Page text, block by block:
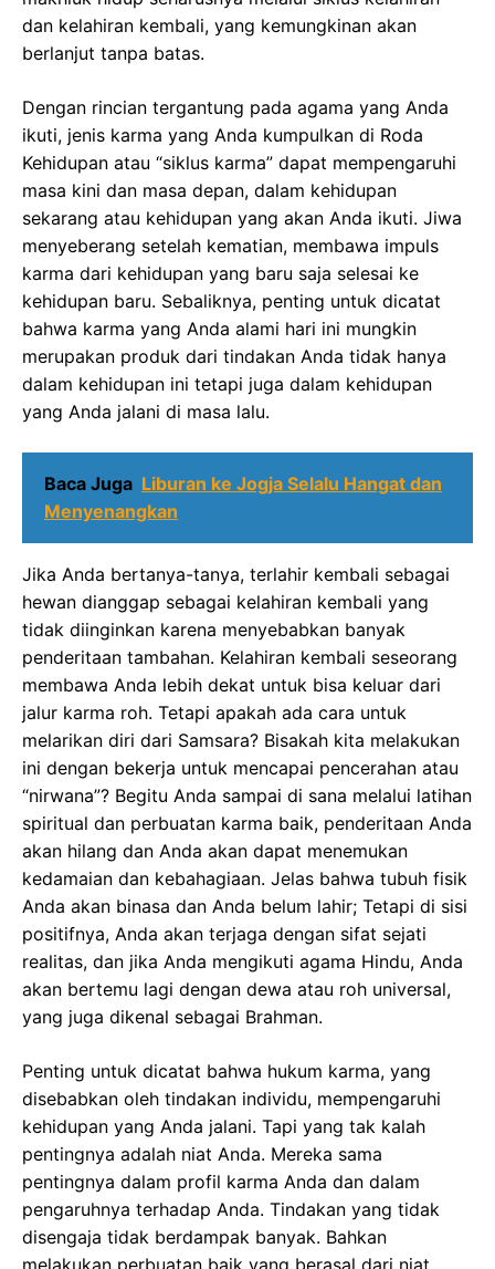
dan kelahiran kembali, yang kemungkinan akan
berlanjut tanpa batas.
Dengan rincian tergantung pada agama yang Anda
ikuti, jenis karma yang Anda kumpulkan di Roda
Kehidupan atau “siklus karma” dapat mempengaruhi
masa kini dan masa depan, dalam kehidupan
sekarang atau kehidupan yang akan Anda ikuti. Jiwa
menyeberang setelah kematian, membawa impuls
karma dari kehidupan yang baru saja selesai ke
kehidupan baru. Sebaliknya, penting untuk dicatat
bahwa karma yang Anda alami hari ini mungkin
merupakan produk dari tindakan Anda tidak hanya
dalam kehidupan ini tetapi juga dalam kehidupan
yang Anda jalani di masa lalu.
Baca Juga Liburan ke Jogja Selalu Hangat dan
Menyenangkan
Jika Anda bertanya-tanya, terlahir kembali sebagai
hewan dianggap sebagai kelahiran kembali yang
tidak diinginkan karena menyebabkan banyak
penderitaan tambahan. Kelahiran kembali seseorang
membawa Anda lebih dekat untuk bisa keluar dari
jalur karma roh. Tetapi apakah ada cara untuk
melarikan diri dari Samsara? Bisakah kita melakukan
ini dengan bekerja untuk mencapai pencerahan atau
“nirwana”? Begitu Anda sampai di sana melalui latihan
spiritual dan perbuatan karma baik, penderitaan Anda
akan hilang dan Anda akan dapat menemukan
kedamaian dan kebahagiaan. Jelas bahwa tubuh fisik
Anda akan binasa dan Anda belum lahir; Tetapi di sisi
positifnya, Anda akan terjaga dengan sifat sejati
realitas, dan jika Anda mengikuti agama Hindu, Anda
akan bertemu lagi dengan dewa atau roh universal,
yang juga dikenal sebagai Brahman.
Penting untuk dicatat bahwa hukum karma, yang
disebabkan oleh tindakan individu, mempengaruhi
kehidupan yang Anda jalani. Tapi yang tak kalah
pentingnya adalah niat Anda. Mereka sama
pentingnya dalam profil karma Anda dan dalam
pengaruhnya terhadap Anda. Tindakan yang tidak
disengaja tidak berdampak banyak. Bahkan